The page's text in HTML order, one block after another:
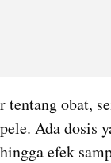
obat,
Ada dosis
efek